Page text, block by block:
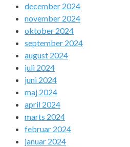
december 2024
november 2024
oktober 2024
september 2024
august 2024
juli 2024
juni 2024
maj 2024
april 2024
marts 2024
februar 2024
januar 2024